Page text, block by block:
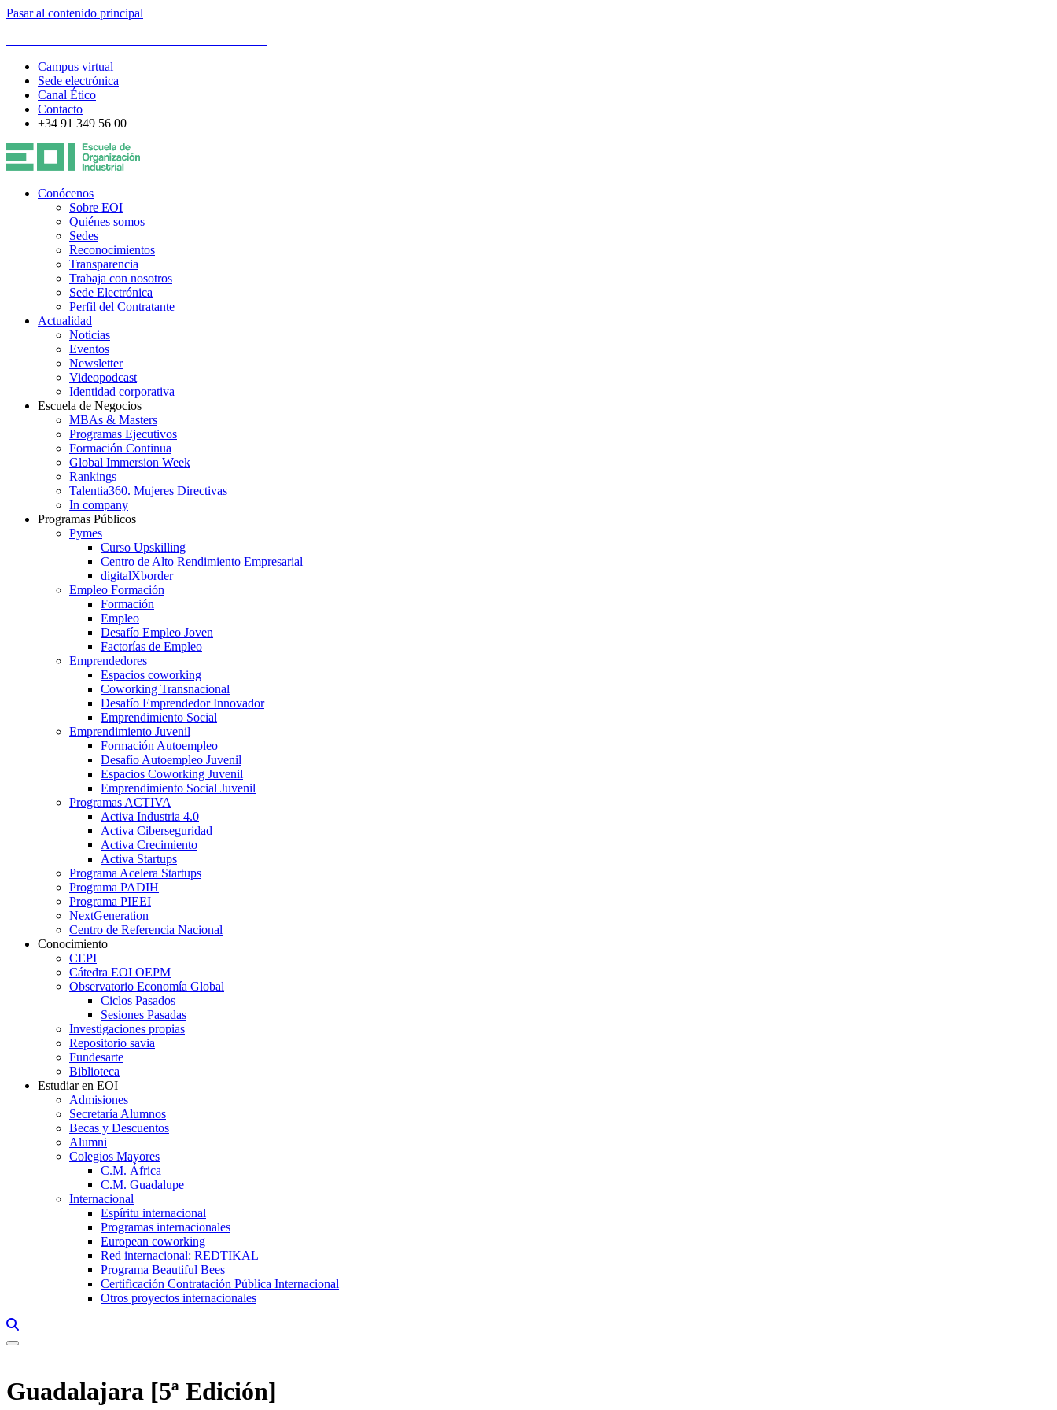
Pasar al contenido principal
Campus virtual
Sede electrónica
Canal Ético
Contacto
+34 91 349 56 00
Conócenos
Sobre EOI
Quiénes somos
Sedes
Reconocimientos
Transparencia
Trabaja con nosotros
Sede Electrónica
Perfil del Contratante
Actualidad
Noticias
Eventos
Newsletter
Videopodcast
Identidad corporativa
Escuela de Negocios
MBAs & Masters
Programas Ejecutivos
Formación Continua
Global Immersion Week
Rankings
Talentia360. Mujeres Directivas
In company
Programas Públicos
Pymes
Curso Upskilling
Centro de Alto Rendimiento Empresarial
digitalXborder
Empleo Formación
Formación
Empleo
Desafío Empleo Joven
Factorías de Empleo
Emprendedores
Espacios coworking
Coworking Transnacional
Desafío Emprendedor Innovador
Emprendimiento Social
Emprendimiento Juvenil
Formación Autoempleo
Desafío Autoempleo Juvenil
Espacios Coworking Juvenil
Emprendimiento Social Juvenil
Programas ACTIVA
Activa Industria 4.0
Activa Ciberseguridad
Activa Crecimiento
Activa Startups
Programa Acelera Startups
Programa PADIH
Programa PIEEI
NextGeneration
Centro de Referencia Nacional
Conocimiento
CEPI
Cátedra EOI OEPM
Observatorio Economía Global
Ciclos Pasados
Sesiones Pasadas
Investigaciones propias
Repositorio savia
Fundesarte
Biblioteca
Estudiar en EOI
Admisiones
Secretaría Alumnos
Becas y Descuentos
Alumni
Colegios Mayores
C.M. África
C.M. Guadalupe
Internacional
Espíritu internacional
Programas internacionales
European coworking
Red internacional: REDTIKAL
Programa Beautiful Bees
Certificación Contratación Pública Internacional
Otros proyectos internacionales
Guadalajara [5ª Edición]